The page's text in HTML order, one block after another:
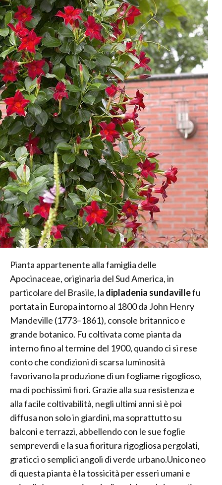
Pianta appartenente alla famiglia delle
Apocinaceae, originaria del Sud America, in
particolare del Brasile, la dipladenia sundavillefu
portata in Europa intorno al 1800 da John Henry
Mandeville (1773–1861), console britannico e
grande botanico. Fu coltivata come pianta da
interno fino al termine del 1900, quando ci si rese
conto che condizioni di scarsa luminosità
favorivano la produzione di un fogliame rigoglioso,
ma di pochissimi fiori. Grazie alla sua resistenza e
alla facile coltivabilità, negli ultimi anni si è poi
diffusa non solo in giardini, ma soprattutto su
balconi e terrazzi, abbellendo con le sue foglie
sempreverdi e la sua fioritura rigogliosa pergolati,
graticci o semplici angoli di verde urbano.Unico neo
di questa pianta è la tossicità per esseri umani e